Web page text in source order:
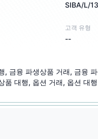
SIBA/L/
고객 유형
--
, 금융 파생상품 거래, 금융
품 대행, 옵션 거래, 옵션 대행